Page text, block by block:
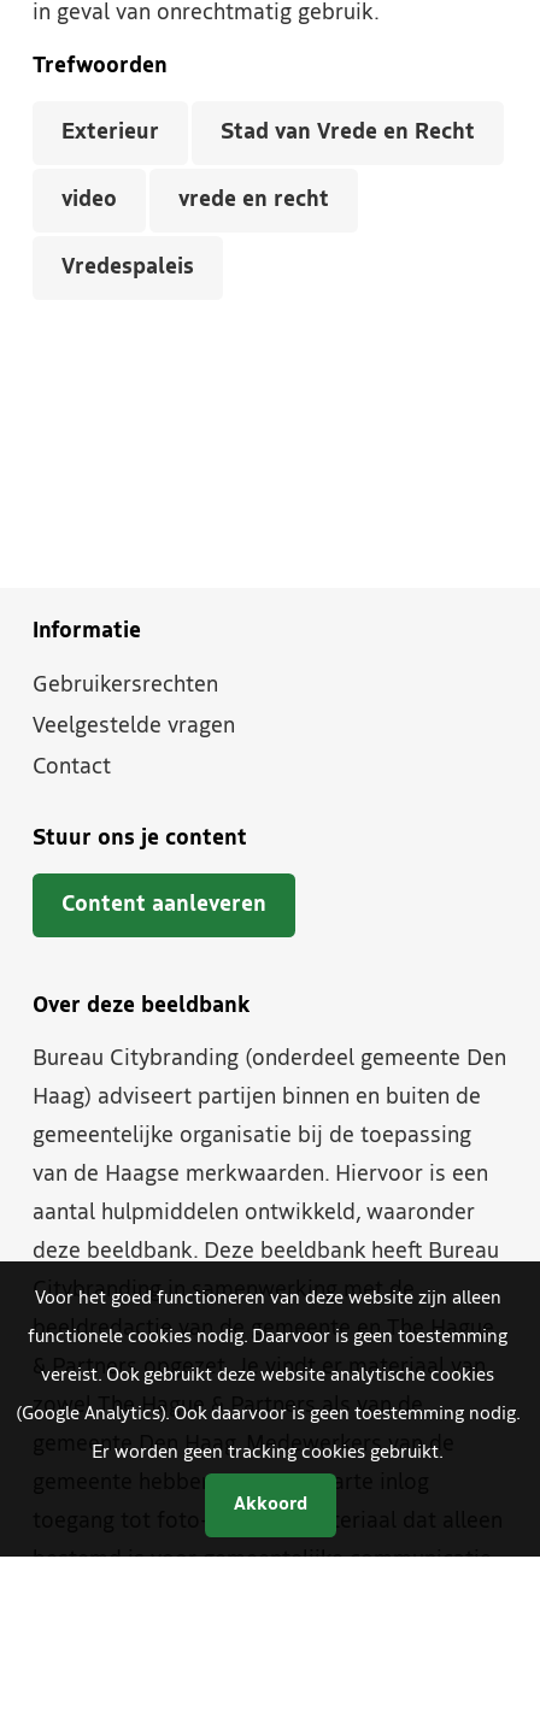
in geval van onrechtmatig gebruik.
Trefwoorden
Exterieur Stad van Vrede en Recht
video vrede en recht
Vredespaleis
Informatie
Gebruikersrechten
Veelgestelde vragen
Contact
Stuur ons je content
Content aanleveren
Over deze beeldbank
Bureau Citybranding (onderdeel gemeente Den
Haag) adviseert partijen binnen en buiten de
gemeentelijke organisatie bij de toepassing
van de Haagse merkwaarden. Hiervoor is een
aantal hulpmiddelen ontwikkeld, waaronder
deze beeldbank. Deze beeldbank heeft Bureau
Citybranding in samenwerking met de
beeldredactie van de gemeente en The Hague
& Partners opgezet. Je vindt er materiaal van
zowel The Hague & Partners als van de
gemeente Den Haag. Medewerkers van de
gemeente hebben met een aparte inlog
bestemd is voor gemeentelijke communicatie.
Voor het goed functioneren van deze website zijn alleen
functionele cookies nodig. Daarvoor is geen toestemming
vereist. Ook gebruikt deze website analytische cookies
(Google Analytics). Ook daarvoor is geen toestemming nodig.
Er worden geen tracking cookies gebruikt.
Akkoord